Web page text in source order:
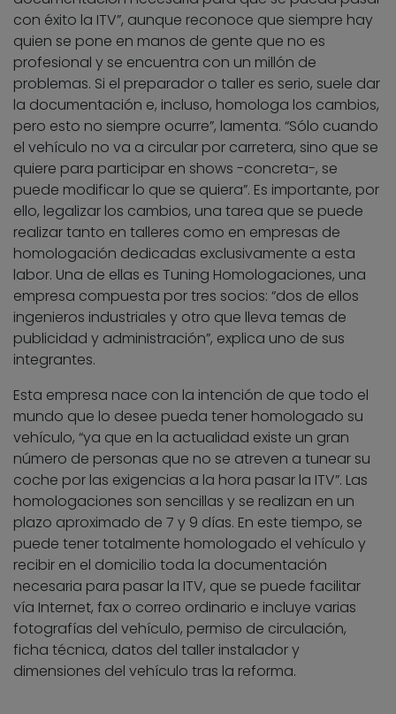
con éxito la ITV”, aunque reconoce que siempre hay
quien se pone en manos de gente que no es
profesional y se encuentra con un millón de
problemas. Si el preparador o taller es serio, suele dar
la documentación e, incluso, homologa los cambios,
pero esto no siempre ocurre”, lamenta. “Sólo cuando
el vehículo no va a circular por carretera, sino que se
quiere para participar en shows -concreta-, se
puede modificar lo que se quiera”. Es importante, por
ello, legalizar los cambios, una tarea que se puede
realizar tanto en talleres como en empresas de
homologación dedicadas exclusivamente a esta
labor. Una de ellas es Tuning Homologaciones, una
empresa compuesta por tres socios: “dos de ellos
ingenieros industriales y otro que lleva temas de
publicidad y administración”, explica uno de sus
integrantes.
Esta empresa nace con la intención de que todo el
mundo que lo desee pueda tener homologado su
vehículo, “ya que en la actualidad existe un gran
número de personas que no se atreven a tunear su
coche por las exigencias a la hora pasar la ITV”. Las
homologaciones son sencillas y se realizan en un
plazo aproximado de 7 y 9 días. En este tiempo, se
puede tener totalmente homologado el vehículo y
recibir en el domicilio toda la documentación
necesaria para pasar la ITV, que se puede facilitar
vía Internet, fax o correo ordinario e incluye varias
fotografías del vehículo, permiso de circulación,
ficha técnica, datos del taller instalador y
dimensiones del vehículo tras la reforma.